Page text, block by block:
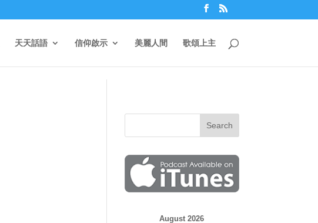
天天話語 信仰啟示 美麗人間 歌頌上主
August 2026